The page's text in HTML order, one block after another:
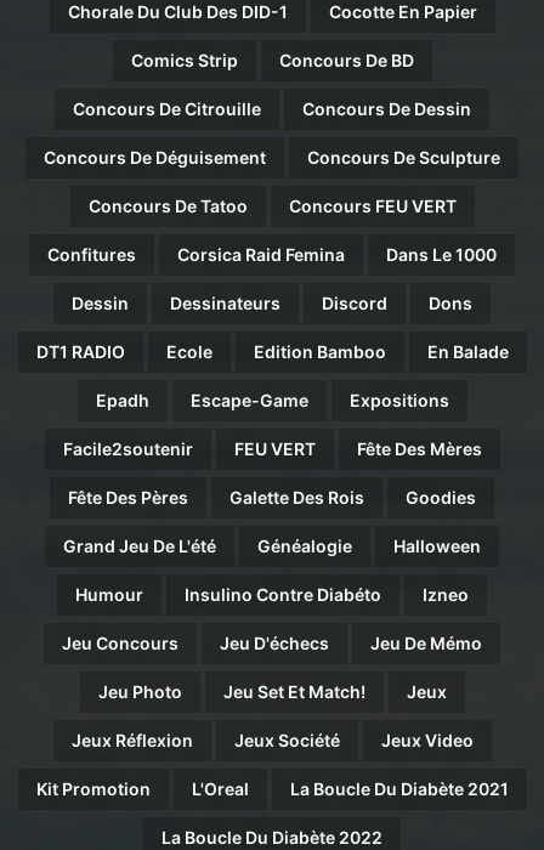
Chorale Du Club Des DID-1 Cocotte En Papier
Comics Strip Concours De BD
Concours De Citrouille Concours De Dessin
Concours De Déguisement Concours De Sculpture
Concours De Tatoo Concours FEU VERT
Confitures Corsica Raid Femina Dans Le 1000
Dessin Dessinateurs Discord Dons
DT1 RADIO Ecole Edition Bamboo En Balade
Epadh Escape-Game Expositions
Facile2soutenir FEU VERT Fête Des Mères
Fête Des Pères Galette Des Rois Goodies
Grand Jeu De L'été Généalogie Halloween
Humour Insulino Contre Diabéto Izneo
Jeu Concours Jeu D'échecs Jeu De Mémo
Jeu Photo Jeu Set Et Match! Jeux
Jeux Réflexion Jeux Société Jeux Video
Kit Promotion L'Oreal La Boucle Du Diabète 2021
La Boucle Du Diabète 2022